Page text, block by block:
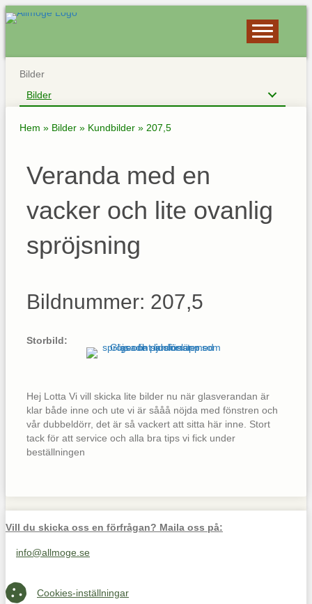
Bilder
Bilder
Hem » Bilder » Kundbilder » 207,5
Veranda med en
vacker och lite ovanlig
spröjsning
Bildnummer: 207,5
Storbild:
Hej Lotta Vi vill skicka lite bilder nu när glasverandan är
klar både inne och ute vi är sååå nöjda med fönstren och
vår dubbeldörr, det är så vackert att sitta här inne. Stort
tack för att service och alla bra tips vi fick under
beställningen
Vill du skicka oss en förfrågan? Maila oss på:
Maila oss på info@allmoge.se
info@allmoge.se
Cookies-inställningar
Cookies-inställningar